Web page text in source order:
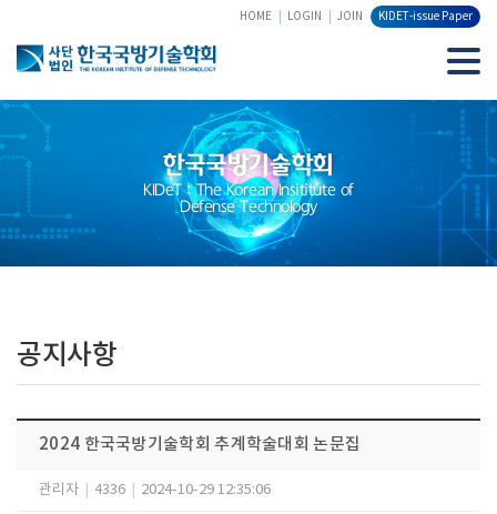
HOME LOGIN JOIN KIDET-issue Paper
한국국방기술학회
KIDeT : The Korean Insititute of
Defense Technology
공지사항
2024 한국국방기술학회 추계학술대회 논문집
관리자 4336 2024-10-29 12:35:06